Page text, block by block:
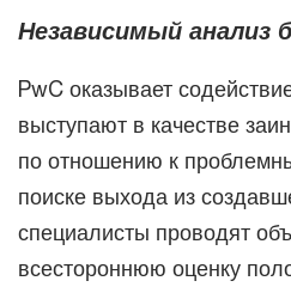
Независимый анализ
PwC оказывает
выступают в качестве
по отношению к
поиске выхода из
специалисты проводят
всестороннюю оценку